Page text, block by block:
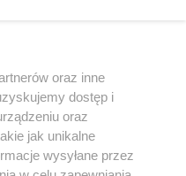
oraz inne
dostęp i
oraz
jak unikalne
wysyłane przez